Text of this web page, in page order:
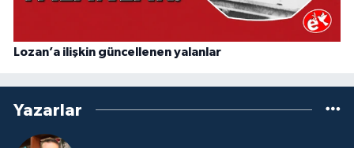
Lozan’a ilişkin güncellenen yalanlar
Yazarlar